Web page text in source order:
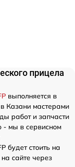
прицела
выполняется в
Казани мастерами
работ и запчасти
- мы в сервисном
будет стоить на
сайте через